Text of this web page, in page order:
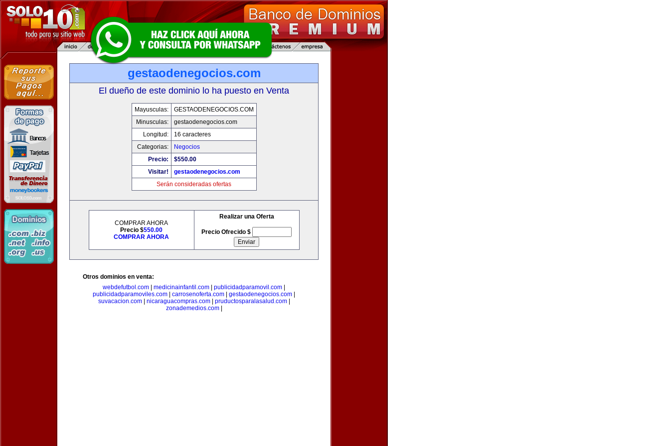
gestaodenegocios.com
El dueño de este dominio lo ha puesto en Venta
Mayusculas:
GESTAODENEGOCIOS.COM
Minusculas:
gestaodenegocios.com
Longitud:
16 caracteres
Categorias:
Negocios
Precio:
$550.00
Visitar!
gestaodenegocios.com
Serán consideradas ofertas
COMPRAR AHORA
Precio $550.00
COMPRAR AHORA
Realizar una Oferta
Precio Ofrecido $
Otros dominios en venta:
webdefutbol.com
medicinainfantil.com publicidadparamovil.com
publicidadparamoviles.com
carrosenoferta.com gestaodenegocios.com
suvacacion.com| nicaraguacompras.com| pruductosparalasalud.com|
zonademedios.com|